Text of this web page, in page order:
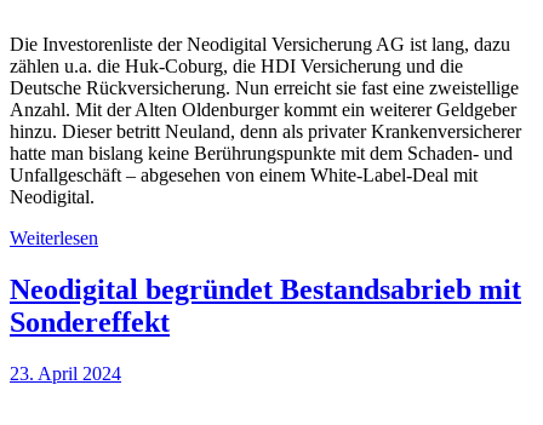
Die Investorenliste der Neodigital Versicherung AG ist lang, dazu
zählen u.a. die Huk-Coburg, die HDI Versicherung und die
Deutsche Rückversicherung. Nun erreicht sie fast eine zweistellige
Anzahl. Mit der Alten Oldenburger kommt ein weiterer Geldgeber
hinzu. Dieser betritt Neuland, denn als privater Krankenversicherer
hatte man bislang keine Berührungspunkte mit dem Schaden- und
Unfallgeschäft – abgesehen von einem White-Label-Deal mit
Neodigital.
Weiterlesen
Neodigital begründet Bestandsabrieb mit
Sondereffekt
23. April 2024